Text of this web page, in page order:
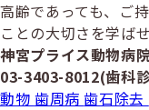
高齢であっても、ご
ことの大切さを学ば
神宮プライス動物病
03-3403-8012(歯科
動物 歯周病歯石除去